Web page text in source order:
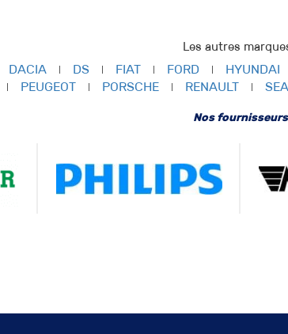
Les autres
DACIA DS FIAT FORD HYUNDAI
PEUGEOT PORSCHE RENAULT
Nos fournisseurs